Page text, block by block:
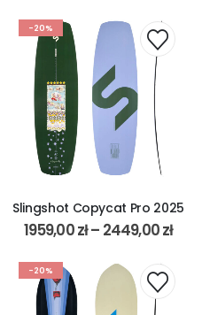
-20%
Slingshot Copycat Pro 2025
1959,00zł– 2449,00zł
-20%